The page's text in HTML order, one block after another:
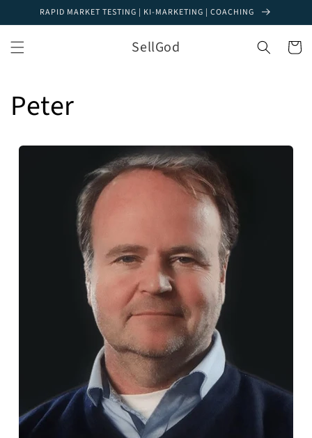
zum
Inhalt
RAPID MARKET TESTING | KI-MARKETING | COACHING
SellGod
Peter